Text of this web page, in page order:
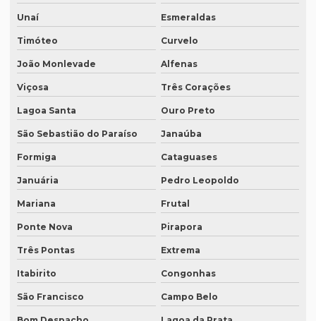
Empresa de tradução de patentes
Empresa de tradução de patentes em curitiba
Empresa de tradução de patentes em porto alegre
Empresa de tradução profissional
Empresa tradução rio de janeiro
Empresa de tradução rj
Empresa de tradução em são paulo
Empresa de tradução simultanea
Empresa de tradução simultânea para teams
Empresa de tradução simultânea para teams em campinas
Empresa de tradução simultânea para teams em recife
Unaí Esmeraldas
Timóteo Curvelo
João Monlevade Alfenas
Viçosa Três Corações
Lagoa Santa Ouro Preto
São Sebastião do Paraíso Janaúba
Formiga Cataguases
Januária Pedro Leopoldo
Mariana Frutal
Ponte Nova Pirapora
Três Pontas Extrema
Itabirito Congonhas
São Francisco Campo Belo